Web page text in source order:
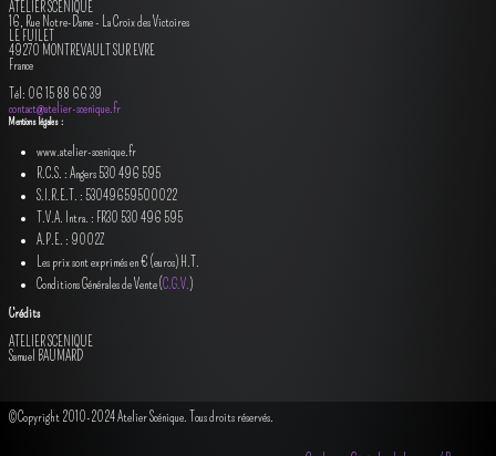
ATELIER SCENIQUE
16, Rue Notre-Dame - La Croix des Victoires
LE FUILET
49270 MONTREVAULT SUR EVRE
France
Tél: 06 15 88 66 39
contact@atelier-scenique.fr
Mentions légales :
www.atelier-scenique.fr
R.C.S. : Angers 530 496 595
S.I.R.E.T. : 53049659500022
T.V.A. Intra. : FR30 530 496 595
A.P.E. : 9002Z
Les prix sont exprimés en € (euros) H.T.
Conditions Générales de Vente (C.G.V.)
Crédits
ATELIER SCENIQUE
Samuel BAUMARD
©Copyright 2010-2024Atelier Scénique. Tous droits réservés.